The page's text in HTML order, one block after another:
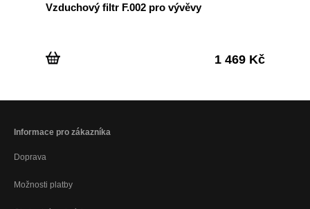
Vzduchový filtr F.002 pro vývěvy
1 469 Kč
Informace pro zákazníka
Doprava
Možnosti platby